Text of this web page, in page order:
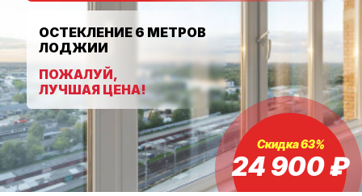
ОСТЕКЛЕНИЕ 6 МЕТРОВ
ЛОДЖИИ
ПОЖАЛУЙ,
ЛУЧШАЯ ЦЕНА!
Скидка 63%
24 900₽